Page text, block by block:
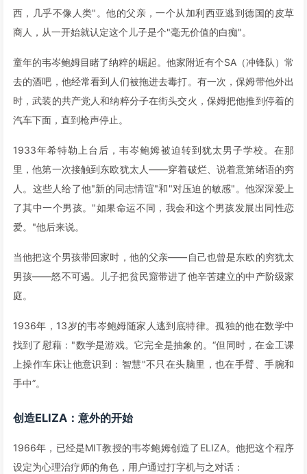
西，几乎不像人类"。他的父亲，一个从加利西亚逃到德国的皮草
商人，从一开始就认定这个儿子是个"毫无价值的白痴"。
童年的韦岑鲍姆目睹了纳粹的崛起。他家附近有个SA（冲锋队）常
去的酒吧，他经常看到人们被拖进去毒打。有一次，保姆带他外出
时，武装的共产党人和纳粹分子在街头交火，保姆把他推到停着的
汽车下面，直到枪声停止。
1933年希特勒上台后，韦岑鲍姆被迫转到犹太男子学校。在那
里，他第一次接触到东欧犹太人——穿着破烂、说着意第绪语的穷
人。这些人给了他"新的同志情谊"和"对压迫的敏感"。他深深爱上
了其中一个男孩。"如果命运不同，我会和这个男孩发展出同性恋
爱。"他后来说。
当他把这个男孩带回家时，他的父亲——自己也曾是东欧的穷犹太
男孩——怒不可遏。儿子把贫民窟带进了他辛苦建立的中产阶级家
庭。
1936年，13岁的韦岑鲍姆随家人逃到底特律。孤独的他在数学中
找到了慰藉："数学是游戏。它完全是抽象的。“但同时，在金工课
上操作车床让他意识到：智慧"不只在头脑里，也在手臂、手腕和
手中”。
创造ELIZA：意外的开始
1966年，已经是MIT教授的韦岑鲍姆创造了ELIZA。他把这个程序
设定为心理治疗师的角色，用户通过打字机与之对话：